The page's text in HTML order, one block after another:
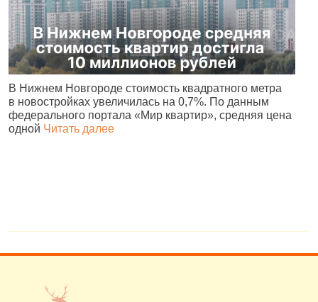
В Нижнем Новгороде стоимость квадратного метра
в новостройках увеличилась на 0,7%. По данным
федерального портала «Мир квартир», средняя цена
одной Читать далее